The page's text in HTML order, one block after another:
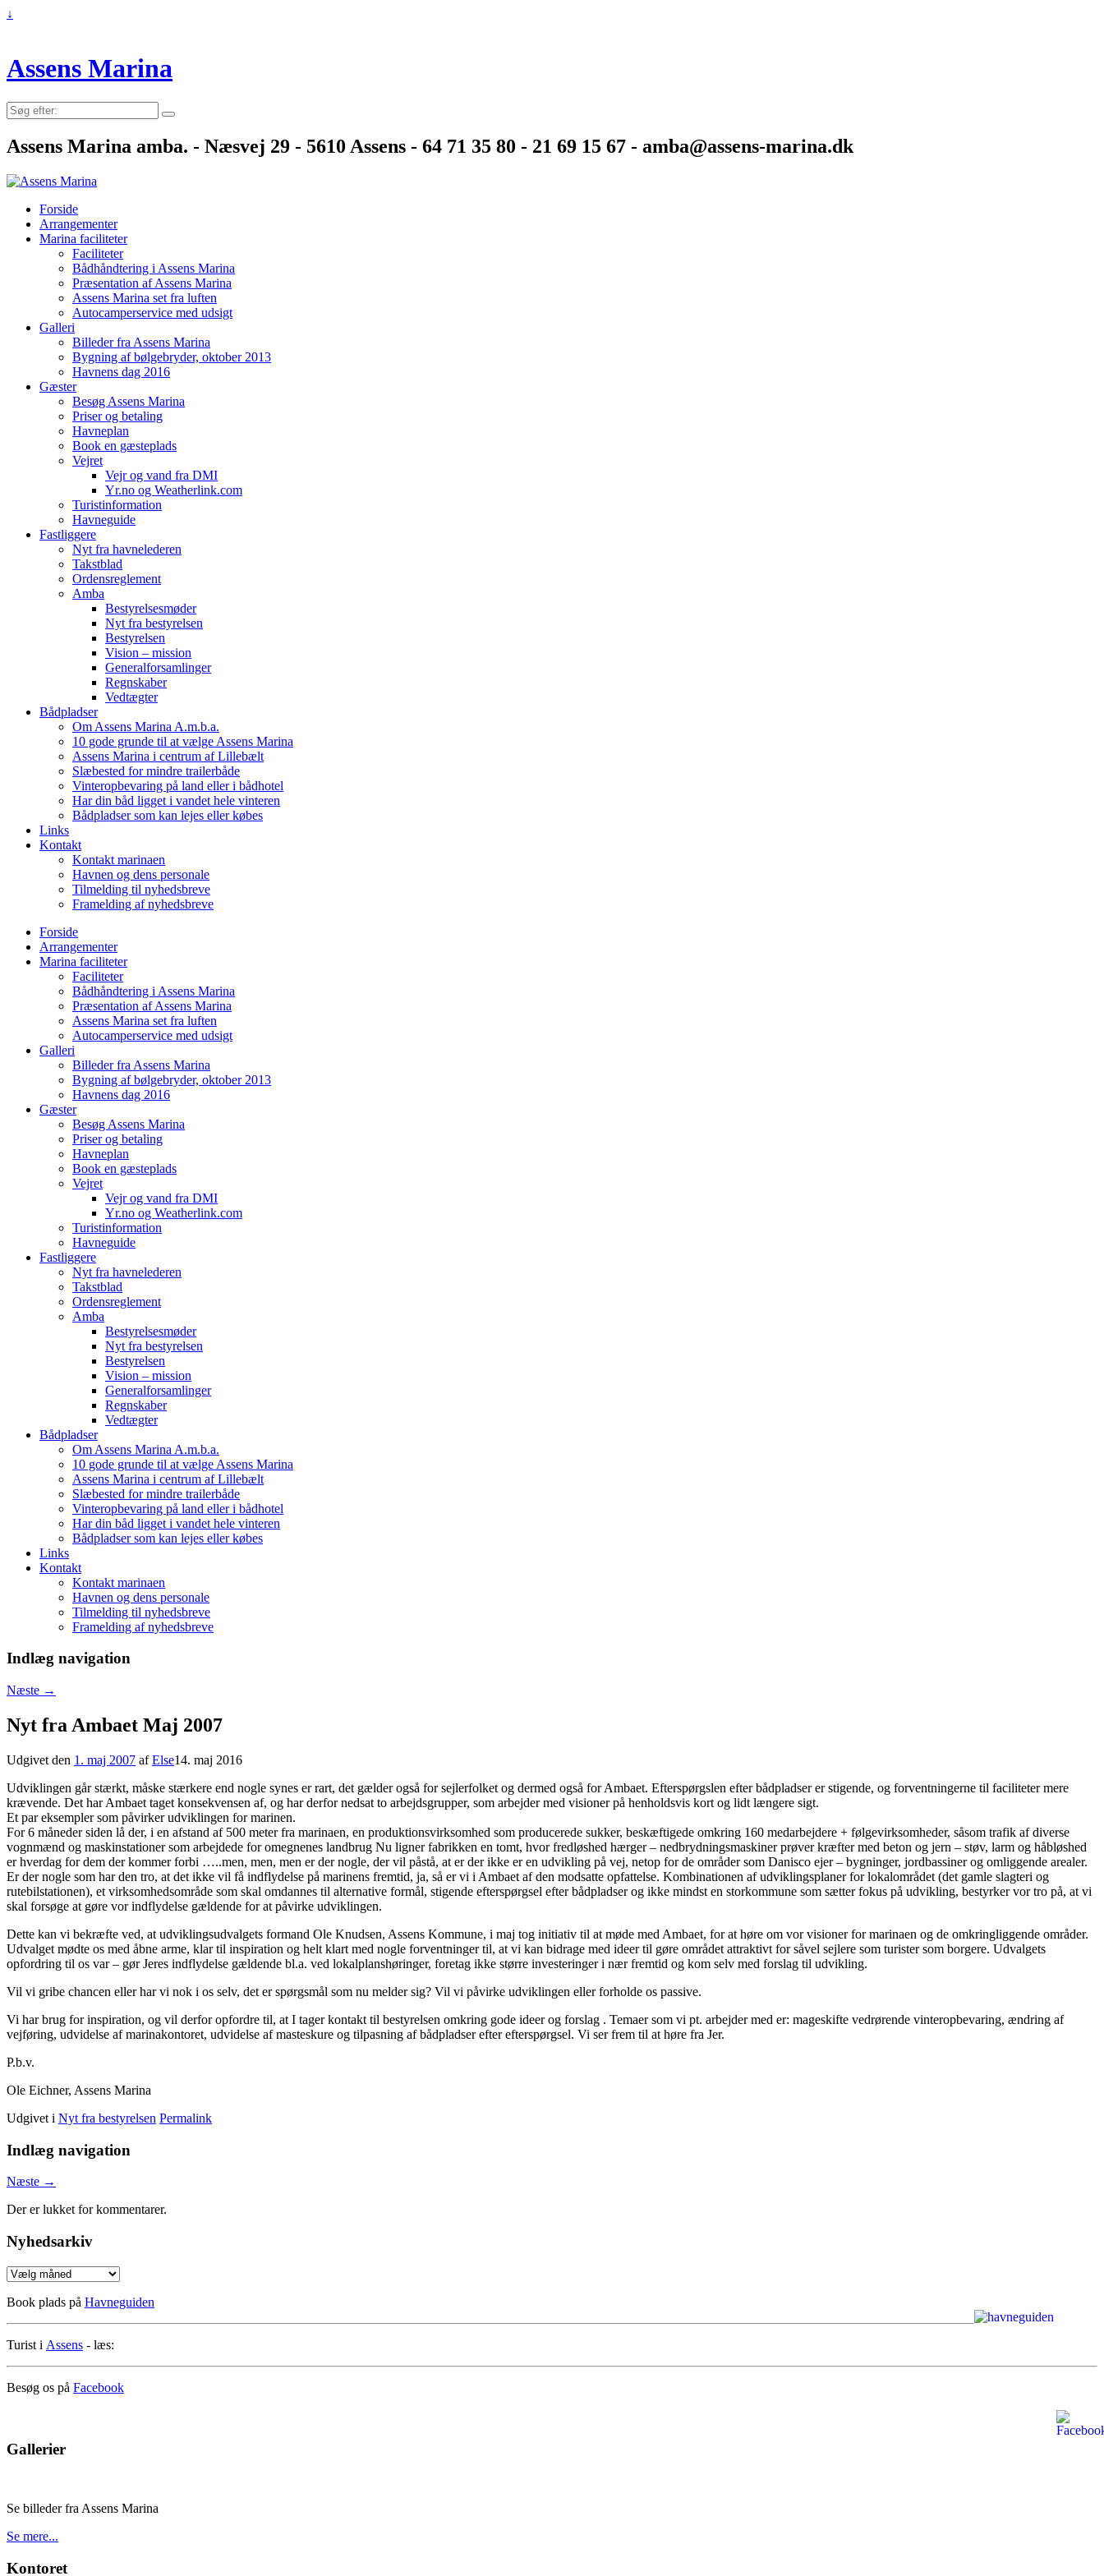
↓
Assens Marina
Søg
efter:
Assens Marina amba. - Næsvej 29 - 5610 Assens - 64 71 35 80 - 21 69 15 67 - amba@assens-marina.dk
Forside
Arrangementer
Marina faciliteter
Faciliteter
Bådhåndtering i Assens Marina
Præsentation af Assens Marina
Assens Marina set fra luften
Autocamperservice med udsigt
Galleri
Billeder fra Assens Marina
Bygning af bølgebryder, oktober 2013
Havnens dag 2016
Gæster
Besøg Assens Marina
Priser og betaling
Havneplan
Book en gæsteplads
Vejret
Vejr og vand fra DMI
Yr.no og Weatherlink.com
Turistinformation
Havneguide
Fastliggere
Nyt fra havnelederen
Takstblad
Ordensreglement
Amba
Bestyrelsesmøder
Nyt fra bestyrelsen
Bestyrelsen
Vision – mission
Generalforsamlinger
Regnskaber
Vedtægter
Bådpladser
Om Assens Marina A.m.b.a.
10 gode grunde til at vælge Assens Marina
Assens Marina i centrum af Lillebælt
Slæbested for mindre trailerbåde
Vinteropbevaring på land eller i bådhotel
Har din båd ligget i vandet hele vinteren
Bådpladser som kan lejes eller købes
Links
Kontakt
Kontakt marinaen
Havnen og dens personale
Tilmelding til nyhedsbreve
Framelding af nyhedsbreve
Forside
Arrangementer
Marina faciliteter
Faciliteter
Bådhåndtering i Assens Marina
Præsentation af Assens Marina
Assens Marina set fra luften
Autocamperservice med udsigt
Galleri
Billeder fra Assens Marina
Bygning af bølgebryder, oktober 2013
Havnens dag 2016
Gæster
Besøg Assens Marina
Priser og betaling
Havneplan
Book en gæsteplads
Vejret
Vejr og vand fra DMI
Yr.no og Weatherlink.com
Turistinformation
Havneguide
Fastliggere
Nyt fra havnelederen
Takstblad
Ordensreglement
Amba
Bestyrelsesmøder
Nyt fra bestyrelsen
Bestyrelsen
Vision – mission
Generalforsamlinger
Regnskaber
Vedtægter
Bådpladser
Om Assens Marina A.m.b.a.
10 gode grunde til at vælge Assens Marina
Assens Marina i centrum af Lillebælt
Slæbested for mindre trailerbåde
Vinteropbevaring på land eller i bådhotel
Har din båd ligget i vandet hele vinteren
Bådpladser som kan lejes eller købes
Links
Kontakt
Kontakt marinaen
Havnen og dens personale
Tilmelding til nyhedsbreve
Framelding af nyhedsbreve
Indlæg navigation
Næste →
Nyt fra Ambaet Maj 2007
Udgivet den 1. maj 2007 afElse14. maj 2016
Udviklingen går stærkt, måske stærkere end nogle synes er rart, det gælder også for sejlerfolket og dermed også for Ambaet. Efterspørgslen efter bådpladser er stigende, og forventningerne til faciliteter mere
krævende. Det har Ambaet taget konsekvensen af, og har derfor nedsat to arbejdsgrupper, som arbejder med visioner på henholdsvis kort og lidt længere sigt.
Et par eksempler som påvirker udviklingen for marinen.
For 6 måneder siden lå der, i en afstand af 500 meter fra marinaen, en produktionsvirksomhed som producerede sukker, beskæftigede omkring 160 medarbejdere + følgevirksomheder, såsom trafik af diverse
vognmænd og maskinstationer som arbejdede for omegnenes landbrug Nu ligner fabrikken en tomt, hvor fredløshed hærger – nedbrydningsmaskiner prøver kræfter med beton og jern – støv, larm og håbløshed
er hverdag for dem der kommer forbi …..men, men, men er der nogle, der vil påstå, at er der ikke er en udvikling på vej, netop for de områder som Danisco ejer – bygninger, jordbassiner og omliggende arealer.
Er der nogle som har den tro, at det ikke vil få indflydelse på marinens fremtid, ja, så er vi i Ambaet af den modsatte opfattelse. Kombinationen af udviklingsplaner for lokalområdet (det gamle slagteri og
rutebilstationen), et virksomhedsområde som skal omdannes til alternative formål, stigende efterspørgsel efter bådpladser og ikke mindst en storkommune som sætter fokus på udvikling, bestyrker vor tro på, at vi
skal forsøge at gøre vor indflydelse gældende for at påvirke udviklingen.
Dette kan vi bekræfte ved, at udviklingsudvalgets formand Ole Knudsen, Assens Kommune, i maj tog initiativ til at møde med Ambaet, for at høre om vor visioner for marinaen og de omkringliggende områder.
Udvalget mødte os med åbne arme, klar til inspiration og helt klart med nogle forventninger til, at vi kan bidrage med ideer til gøre området attraktivt for såvel sejlere som turister som borgere. Udvalgets
opfordring til os var – gør Jeres indflydelse gældende bl.a. ved lokalplanshøringer, foretag ikke større investeringer i nær fremtid og kom selv med forslag til udvikling.
Vil vi gribe chancen eller har vi nok i os selv, det er spørgsmål som nu melder sig? Vil vi påvirke udviklingen eller forholde os passive.
Vi har brug for inspiration, og vil derfor opfordre til, at I tager kontakt til bestyrelsen omkring gode ideer og forslag . Temaer som vi pt. arbejder med er: mageskifte vedrørende vinteropbevaring, ændring af
vejføring, udvidelse af marinakontoret, udvidelse af masteskure og tilpasning af bådpladser efter efterspørgsel. Vi ser frem til at høre fra Jer.
P.b.v.
Ole Eichner, Assens Marina
Udgivet i Nyt fra bestyrelsen Permalink
Indlæg navigation
Næste →
Der er lukket for kommentarer.
Nyhedsarkiv
Nyhedsarkiv
Book plads på Havneguiden
Turist i Assens - læs:
Besøg os på Facebook
Gallerier
Se billeder fra Assens Marina
Se mere...
Kontoret